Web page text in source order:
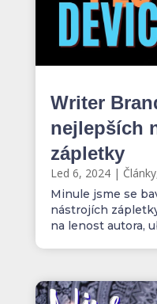
Writer
nejlepších
zápletky
Led 6, 2024|
Minule jsme se
nástrojích
na lenost autora,